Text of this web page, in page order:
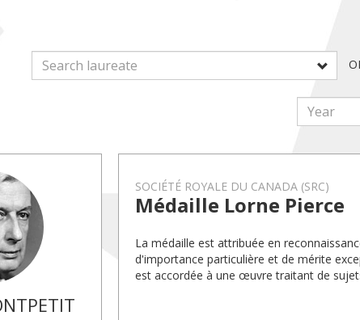
SOCIÉTÉ ROYALE DU CANADA (SRC)
Médaille Lorne Pierce
La médaille est attribuée en
d'importance particulière et de mérite
est accordée à une œuvre traitant de